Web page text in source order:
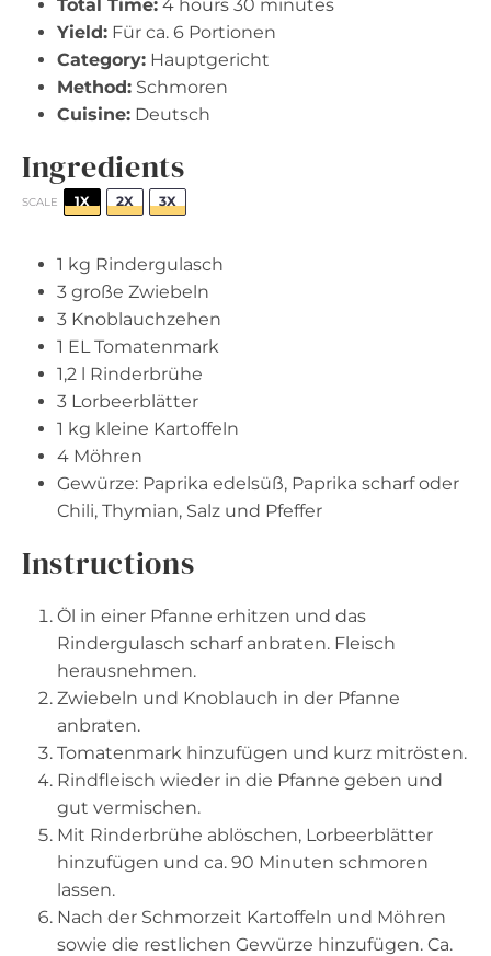
Total Time: 4 hours 30 minutes
Yield: Für ca. 6 Portionen
Category: Hauptgericht
Method: Schmoren
Cuisine: Deutsch
Ingredients
SCALE 1X 2X 3X
1 kg Rindergulasch
3 große Zwiebeln
3 Knoblauchzehen
1 EL Tomatenmark
1,2 l Rinderbrühe
3 Lorbeerblätter
1 kg kleine Kartoffeln
4 Möhren
Gewürze: Paprika edelsüß, Paprika scharf oder
Chili, Thymian, Salz und Pfeffer
Instructions
Öl in einer Pfanne erhitzen und das
Rindergulasch scharf anbraten. Fleisch
herausnehmen.
Zwiebeln und Knoblauch in der Pfanne
anbraten.
Tomatenmark hinzufügen und kurz mitrösten.
Rindfleisch wieder in die Pfanne geben und
gut vermischen.
Mit Rinderbrühe ablöschen, Lorbeerblätter
hinzufügen und ca. 90 Minuten schmoren
lassen.
Nach der Schmorzeit Kartoffeln und Möhren
sowie die restlichen Gewürze hinzufügen. Ca.